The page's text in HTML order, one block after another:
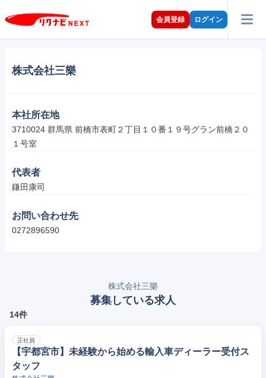
会員登録 ログイン
株式会社三樂
本社所在地
3710024 群馬県 前橋市表町２丁目１０番１９号グラン前橋２０
１号室
代表者
鎌田康司
お問い合わせ先
0272896590
株式会社三樂
募集している求人
14件
正社員
【宇都宮市】未経験から始める輸入車ディーラー受付ス
タッフ